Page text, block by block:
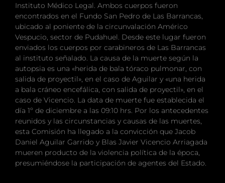
Instituto Médico Legal. Ambos cuerpos fueron
encontrados en el Fundo San Pedro de Las Barrancas,
ubicado al poniente de la circunvalación Américo
Vespucio, sector de Pudahuel. Desde este lugar fueron
enviados los cuerpos por carabineros de Las Barrancas
al instituto señalado. La causa de la muerte según la
autopsia es una «herida de bala tóraco pulmonar, con
salida de proyectil», en el caso de Aguilar y «una herida
a bala cráneo encefálica, con salida de proyectil», en el
caso de Vicencio. La data de muerte fue establecida el
día 1º de diciembre a las 09:10 hrs. Por los antecedentes
reunidos y las circunstancias y causas de las muertes,
esta Comisión ha llegado a la convicción que Jacob
Daniel Aguilar Garrido y Blas Javier Vicencio Arriagada
mueren producto de la violencia política de la época,
presumiéndose la participación de agentes del Estado.